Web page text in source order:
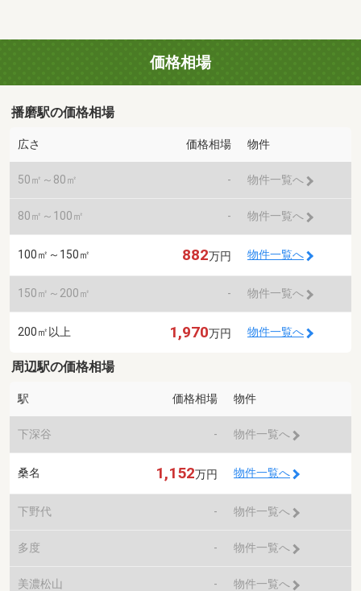
価格相場
播磨駅の価格相場
広さ 価格相場 物件
50㎡～80㎡ - 物件一覧へ
80㎡～100㎡ - 物件一覧へ
100㎡～150㎡ 882万円 物件一覧へ
150㎡～200㎡ - 物件一覧へ
200㎡以上 1,970万円 物件一覧へ
周辺駅の価格相場
駅 価格相場 物件
下深谷 - 物件一覧へ
桑名 1,152万円 物件一覧へ
下野代 - 物件一覧へ
多度 - 物件一覧へ
美濃松山 - 物件一覧へ